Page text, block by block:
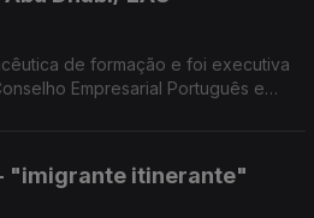
de formação e foi executiva
Empresarial Português e
"imigrante itinerante"